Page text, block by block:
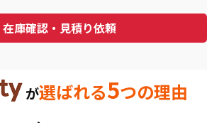
在庫確認・見積り依頼
が選ばれる5つの理由